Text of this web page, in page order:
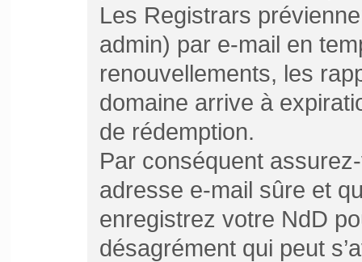
Les Registrars
admin) par e-mail en
renouvellements, les
domaine arrive à
de rédemption.
Par conséquent
adresse e-mail sûre et
enregistrez votre NdD
désagrément qui peut